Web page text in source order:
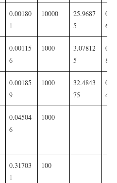
0.00180
1
10000
25.9687
5
6
0.00115
6
1000
3.07812
5
8
0.00185
9
1000
32.4843
75
4
0.04504
6
1000
0.31703
1
100